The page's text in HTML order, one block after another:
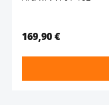
169,90 €